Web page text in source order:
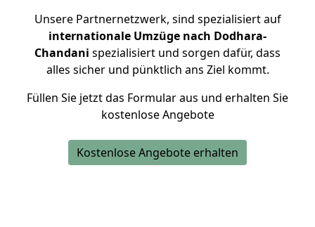
Unsere Partnernetzwerk, sind spezialisiert auf
internationale Umzüge nach Dodhara-
Chandani spezialisiert und sorgen dafür, dass
alles sicher und pünktlich ans Ziel kommt.
Füllen Sie jetzt das Formular aus und erhalten Sie
kostenlose Angebote
Kostenlose Angebote erhalten